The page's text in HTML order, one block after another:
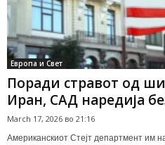
Европа и Свет
Поради стравот од
Иран, САД наредија
March 17, 2026 во 21:16
Американскиот Стејт департмент им